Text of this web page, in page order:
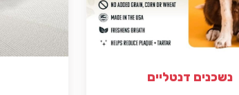
נשכנים דנטליים